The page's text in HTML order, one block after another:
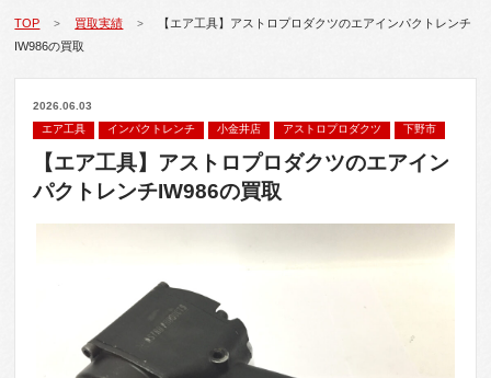
TOP > 買取実績 >
【エア工具】アストロプロダクツのエアインパクトレンチ
IW986の買取
2026.06.03
エア工具
インパクトレンチ 小金井店 アストロプロダクツ 下野市
【エア工具】アストロプロダクツのエアイン
パクトレンチIW986の買取